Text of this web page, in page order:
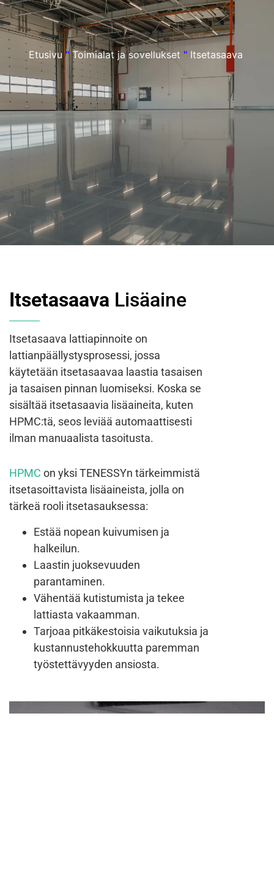
Etusivu " Toimialat ja sovellukset " Itsetasaava
Itsetasaava Lisäaine
Itsetasaava lattiapinnoite on
lattianpäällystysprosessi, jossa
käytetään itsetasaavaa laastia tasaisen
ja tasaisen pinnan luomiseksi. Koska se
sisältää itsetasaavia lisäaineita, kuten
HPMC:tä, seos leviää automaattisesti
ilman manuaalista tasoitusta.
HPMC on yksi TENESSYn tärkeimmistä
itsetasoittavista lisäaineista, jolla on
tärkeä rooli itsetasauksessa:
Estää nopean kuivumisen ja
halkeilun.
Laastin juoksevuuden
parantaminen.
Vähentää kutistumista ja tekee
lattiasta vakaamman.
Tarjoaa pitkäkestoisia vaikutuksia ja
kustannustehokkuutta paremman
työstettävyyden ansiosta.